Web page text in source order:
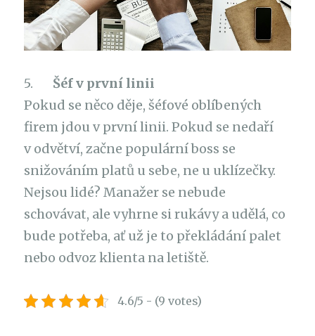
5. Šéf v první linii
Pokud se něco děje, šéfové oblíbených
firem jdou v první linii. Pokud se nedaří
v odvětví, začne populární boss se
snižováním platů u sebe, ne u uklízečky.
Nejsou lidé? Manažer se nebude
schovávat, ale vyhrne si rukávy a udělá, co
bude potřeba, ať už je to překládání palet
nebo odvoz klienta na letiště.
4.6/5 - (9 votes)